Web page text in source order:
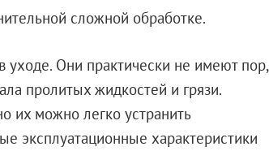
сложной обработке.
уходе. Они практически не имеют пор,
пролитых жидкостей и грязи.
их можно легко устранить
эксплуатационные характеристики